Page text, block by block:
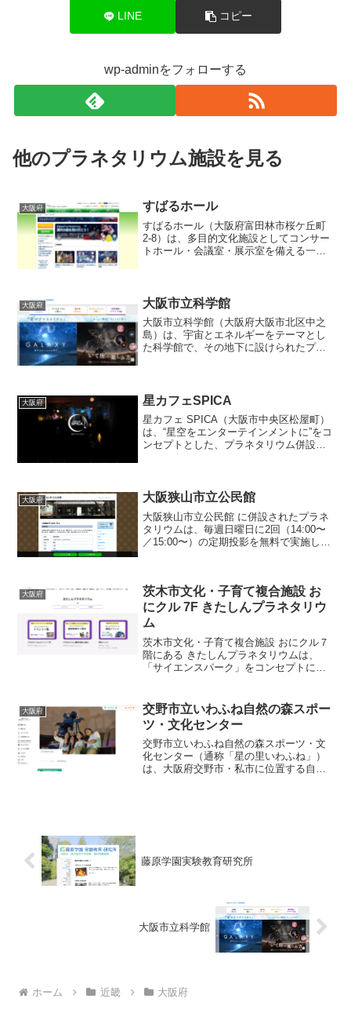
LINE コピー
wp-adminをフォローする
他のプラネタリウム施設を見る
大阪府 すばるホール
すばるホール（大阪府富田林市桜ケ丘町
2-8）は、多目的文化施設としてコンサー
トホール・会議室・展示室を備える一方
し、星空や宇宙映...
大阪府 大阪市立科学館
大阪市立科学館（大阪府大阪市北区中之
島）は、宇宙とエネルギーをテーマとし
た科学館で、その地下に設けられたプラ
投影システムと光学星...
大阪府 星カフェSPICA
星カフェ SPICA（大阪市中央区松屋町）
は、“星空をエンターテインメントに”をコ
ンセプトとした、プラネタリウム併設型
れ、...
大阪府 大阪狭山市立公民館
大阪狭山市立公民館 に併設されたプラネ
タリウムは、毎週日曜日に2回（14:00〜
／15:00〜）の定期投影を無料で実施して
Min...
大阪府
茨木市文化・子育て複合施設 お
にクル 7F きたしんプラネタリウ
ム
茨木市文化・子育て複合施設 おにクル７
階にある きたしんプラネタリウムは、
「サイエンスパーク」をコンセプトに、
して設計されています。定員は56名で、
11:15〜12:0...
大阪府
交野市立いわふね自然の森スポー
ツ・文化センター
交野市立いわふね自然の森スポーツ・文
化センター（通称「星の里いわふね」）
は、大阪府交野市・私市に位置する自然
藤原学園実験教育研究所
大阪市立科学館
ホーム 近畿 大阪府